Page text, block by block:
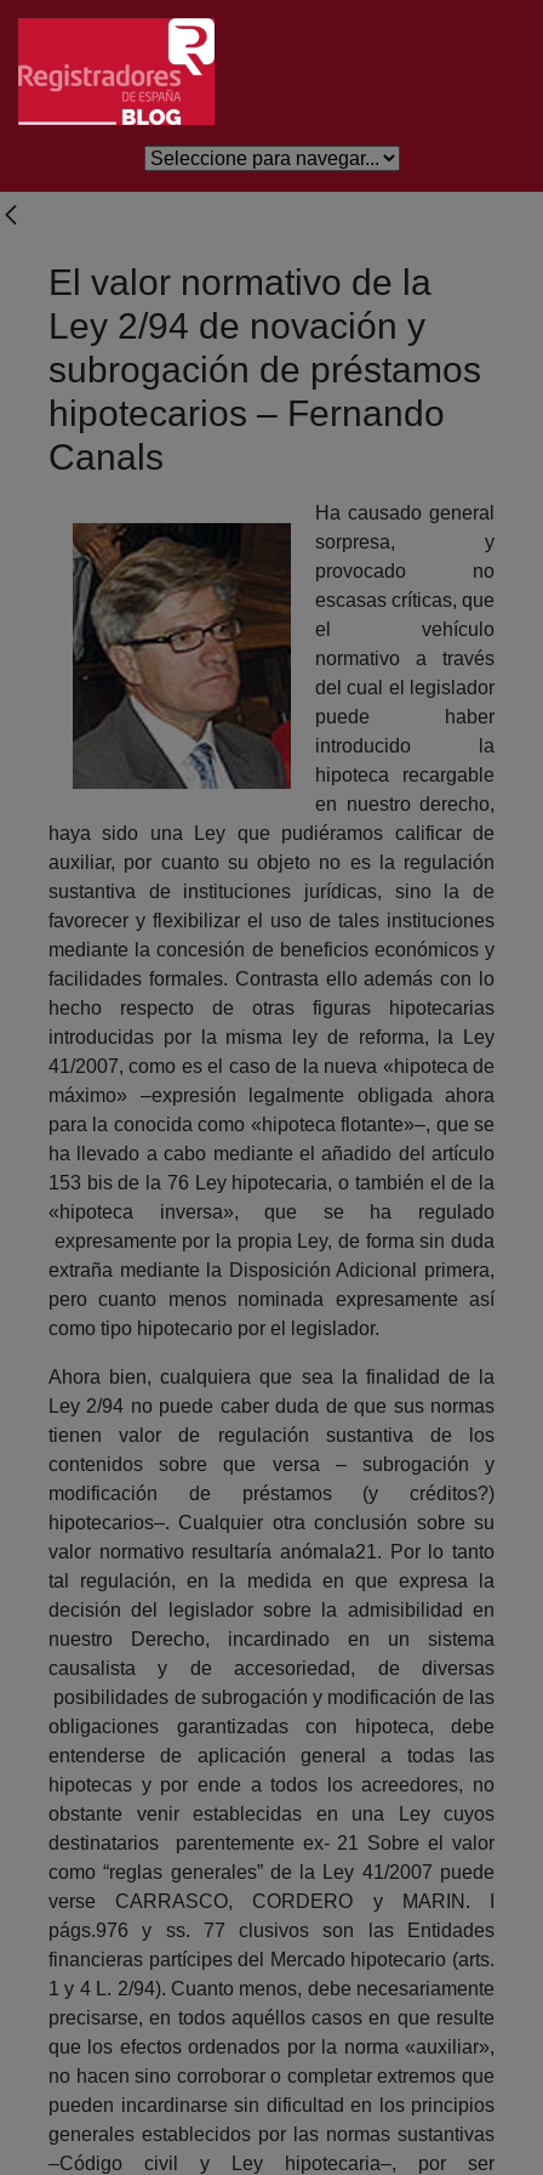
Skip to Main Content
El valor normativo de la
Ley 2/94 de novación y
subrogación de préstamos
hipotecarios – Fernando
Canals
Ha causado general
sorpresa, y
provocado no
escasas críticas, que
el vehículo
normativo a través
del cual el legislador
puede haber
introducido la
hipoteca recargable
en nuestro derecho,
haya sido una Ley que pudiéramos calificar de
auxiliar, por cuanto su objeto no es la regulación
sustantiva de instituciones jurídicas, sino la de
favorecer y flexibilizar el uso de tales instituciones
mediante la concesión de beneficios económicos y
facilidades formales. Contrasta ello además con lo
hecho respecto de otras figuras hipotecarias
introducidas por la misma ley de reforma, la Ley
41/2007, como es el caso de la nueva «hipoteca de
máximo» –expresión legalmente obligada ahora
para la conocida como «hipoteca flotante»–, que se
ha llevado a cabo mediante el añadido del artículo
153 bis de la 76 Ley hipotecaria, o también el de la
«hipoteca inversa», que se ha regulado
expresamente por la propia Ley, de forma sin duda
extraña mediante la Disposición Adicional primera,
pero cuanto menos nominada expresamente así
como tipo hipotecario por el legislador.
Ahora bien, cualquiera que sea la finalidad de la
Ley 2/94 no puede caber duda de que sus normas
tienen valor de regulación sustantiva de los
contenidos sobre que versa – subrogación y
modificación de préstamos (y créditos?)
hipotecarios–. Cualquier otra conclusión sobre su
valor normativo resultaría anómala21. Por lo tanto
tal regulación, en la medida en que expresa la
decisión del legislador sobre la admisibilidad en
nuestro Derecho, incardinado en un sistema
causalista y de accesoriedad, de diversas
posibilidades de subrogación y modificación de las
obligaciones garantizadas con hipoteca, debe
entenderse de aplicación general a todas las
hipotecas y por ende a todos los acreedores, no
obstante venir establecidas en una Ley cuyos
destinatarios parentemente ex- 21 Sobre el valor
como “reglas generales” de la Ley 41/2007 puede
verse CARRASCO, CORDERO y MARIN. I
págs.976 y ss. 77 clusivos son las Entidades
financieras partícipes del Mercado hipotecario (arts.
1 y 4 L. 2/94). Cuanto menos, debe necesariamente
precisarse, en todos aquéllos casos en que resulte
que los efectos ordenados por la norma «auxiliar»,
no hacen sino corroborar o completar extremos que
pueden incardinarse sin dificultad en los principios
generales establecidos por las normas sustantivas
–Código civil y Ley hipotecaria–, por ser